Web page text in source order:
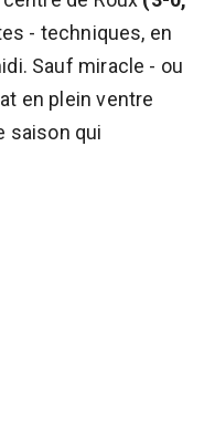
- techniques, en
Sauf miracle - ou
en plein ventre
saison qui